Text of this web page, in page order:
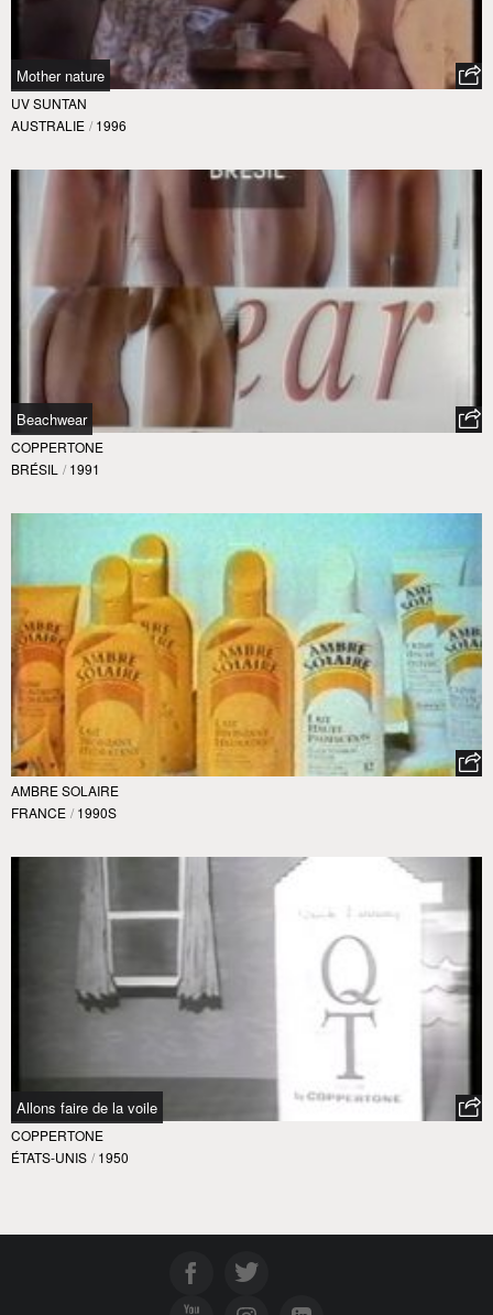
Mother nature
UV SUNTAN
AUSTRALIE / 1996
Beachwear
COPPERTONE
BRÉSIL / 1991
AMBRE SOLAIRE
FRANCE / 1990S
Allons faire de la voile
COPPERTONE
ÉTATS-UNIS / 1950